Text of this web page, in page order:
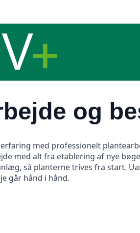
og
med professionelt
med alt fra etablering af nye
så planterne trives fra start.
går hånd i hånd.